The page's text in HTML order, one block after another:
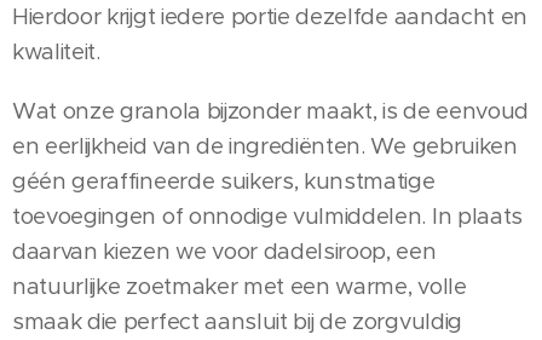
Hierdoor krijgt iedere portie dezelfde aandacht en
kwaliteit.
Wat onze granola bijzonder maakt, is de eenvoud
en eerlijkheid van de ingrediënten. We gebruiken
géén geraffineerde suikers, kunstmatige
toevoegingen of onnodige vulmiddelen. In plaats
daarvan kiezen we voor dadelsiroop, een
natuurlijke zoetmaker met een warme, volle
smaak die perfect aansluit bij de zorgvuldig